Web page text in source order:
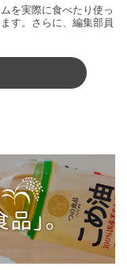
を実際に食べたり使っ
す。さらに、編集部員